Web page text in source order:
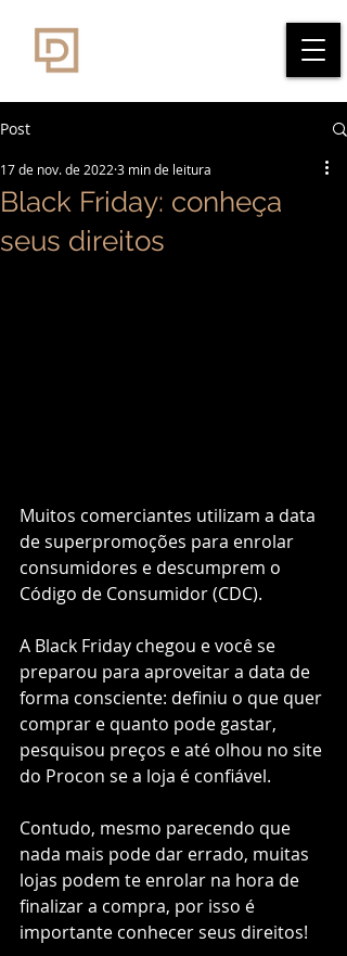
Post
Black Friday: conheça
seus direitos
17 de nov. de 2022 3 min de leitura
Muitos comerciantes utilizam a data
de superpromoções para enrolar
consumidores e descumprem o
Código de Consumidor (CDC).
A Black Friday chegou e você se
preparou para aproveitar a data de
forma consciente: definiu o que quer
comprar e quanto pode gastar,
pesquisou preços e até olhou no site
do Procon se a loja é confiável.
Contudo, mesmo parecendo que
nada mais pode dar errado, muitas
lojas podem te enrolar na hora de
finalizar a compra, por isso é
importante conhecer seus direitos!